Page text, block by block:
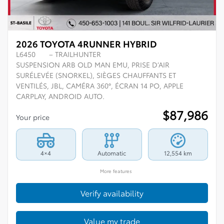
2026 TOYOTA 4RUNNER HYBRID
L6450
– TRAILHUNTER
SUSPENSION ARB OLD MAN EMU, PRISE D’AIR
SURÉLEVÉE (SNORKEL), SIÈGES CHAUFFANTS ET
VENTILÉS, JBL, CAMÉRA 360°, ÉCRAN 14 PO, APPLE
CARPLAY, ANDROID AUTO.
Your price $87,986
4×4 Automatic 12,554 km
More features
Verify availability
Value my trade